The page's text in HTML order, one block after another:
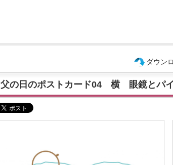
ダウン
父の日のポストカード04 横 眼鏡とパ